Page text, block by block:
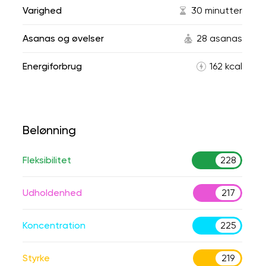
Varighed 30 minutter
Asanas og øvelser 28 asanas
Energiforbrug 162 kcal
Belønning
Fleksibilitet 228
Udholdenhed 217
Koncentration 225
Styrke 219